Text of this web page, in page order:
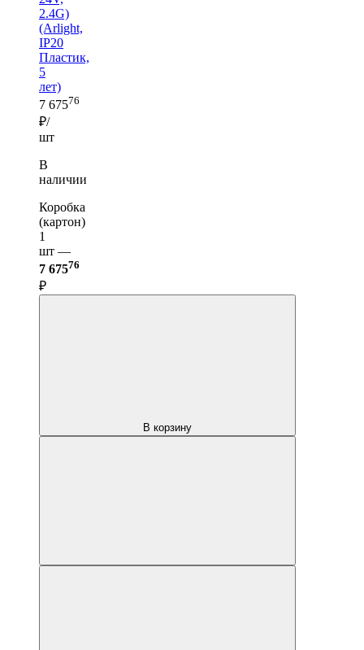
2.4G)
(Arlight,
IP20
Пластик,
5
лет)
7 67576
₽/
шт
В
наличии
Коробка
(картон)
1
шт —
7 67576
₽
В корзину